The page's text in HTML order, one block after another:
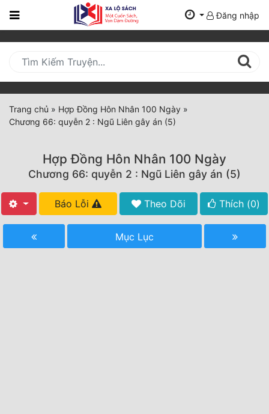
Trang
Mới
Cập
Nhật
(current)
Tất Cả
Hoàn Thành
Đăng nhập
Trang chủ » Hợp Đồng Hôn Nhân 100 Ngày »
Chương 66: quyễn 2 : Ngũ Liên gây án (5)
Hợp Đồng Hôn Nhân 100 Ngày
Chương 66: quyễn 2 : Ngũ Liên gây án (5)
Báo Lỗi Theo Dõi Thích (0)
Mục Lục